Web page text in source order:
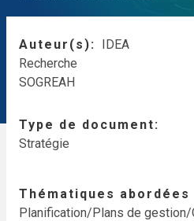
Auteur(s)
IDEA
Recherche
SOGREAH
Type de document
Stratégie
Thématiques
Planification/Plans de